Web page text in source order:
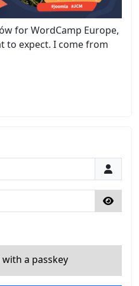
for WordCamp Europe,
to expect. I come from
Show
with a passkey